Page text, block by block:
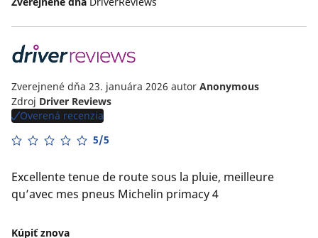
Zverejnené dňa 23. januára 2026 autor Anonymous
Zdroj Driver Reviews
Overená recenzia
5/5
Excellente tenue de route sous la pluie, meilleure
qu’avec mes pneus Michelin primacy 4
Kúpiť znova